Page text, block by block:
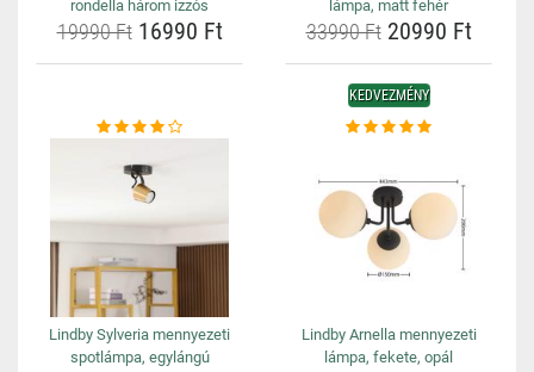
rondella három izzós
19990 Ft16990 Ft
lámpa, matt fehér
33990 Ft20990 Ft
Lindby Sylveria mennyezeti
spotlámpa, egylángú
KEDVEZMÉNY
Lindby Arnella mennyezeti
lámpa, fekete, opál